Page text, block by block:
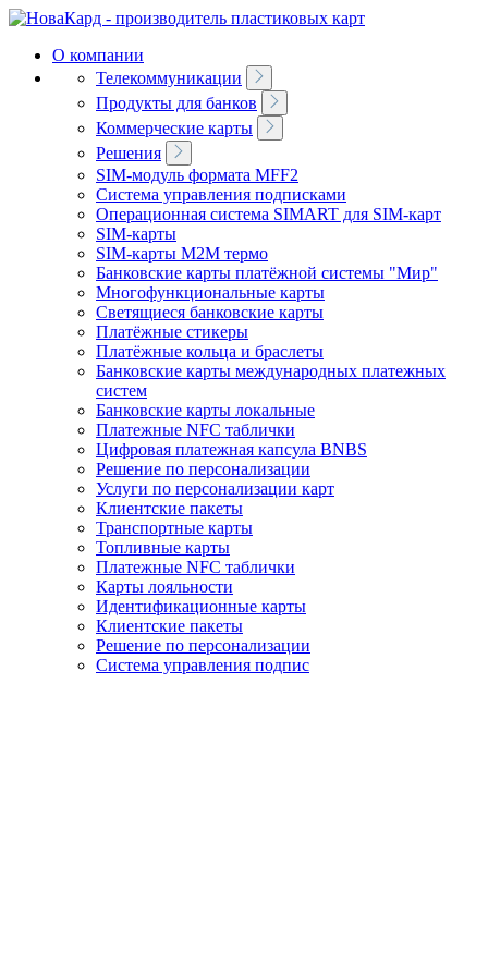
О компании
Телекоммуникации
Продукты для банков
Коммерческие карты
Решения
SIM-модуль формата MFF2
Система управления подписками
Операционная система SIMART для SIM-карт
SIM-карты
SIM-карты M2M термо
Банковские карты платёжной системы "Мир"
Многофункциональные карты
Светящиеся банковские карты
Платёжные стикеры
Платёжные кольца и браслеты
Банковские карты международных платежных
систем
Банковские карты локальные
Платeжные NFC таблички
Цифровая платeжная капсула BNBS
Решение по персонализации
Услуги по персонализации карт
Клиентские пакеты
Транспортные карты
Топливные карты
Платeжные NFC таблички
Карты лояльности
Идентификационные карты
Клиентские пакеты
Решение по персонализации
Система управления подпис